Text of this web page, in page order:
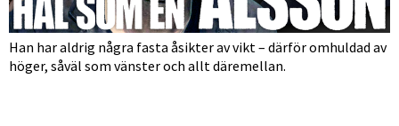
Han har aldrig några fasta åsikter av vikt – därför omhuldad av
höger, såväl som vänster och allt däremellan.